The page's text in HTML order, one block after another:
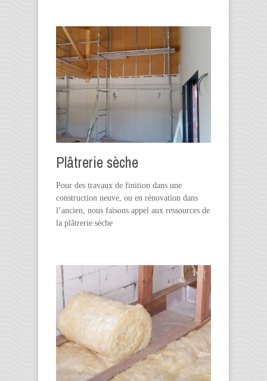
Plâtrerie sèche
Pour des travaux de finition dans une
construction neuve, ou en rénovation dans
l’ancien, nous faisons appel aux ressources de
la plâtrerie sèche